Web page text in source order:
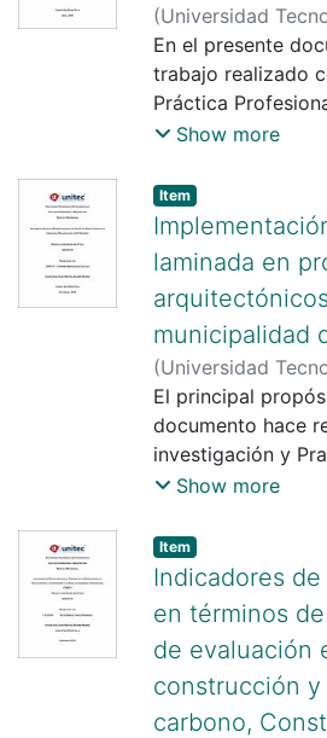
(Universidad
Centroamericana
Marcello Pineda
Rodríguez
En el presente
trabajo realizado
Práctica
de abril de 2018 y
Constructora
S.A. de C.V.
Show more
Item
laminada en
municipalidad
(Universidad
Centroamericana
Beatriz Silva
Aguirre Moreno
El principal
documento hace
investigación y
previo a la
partes, la primera
teórico de la
Show more
Item
Indicadores
en términos
de evaluación
construcción
carbono,